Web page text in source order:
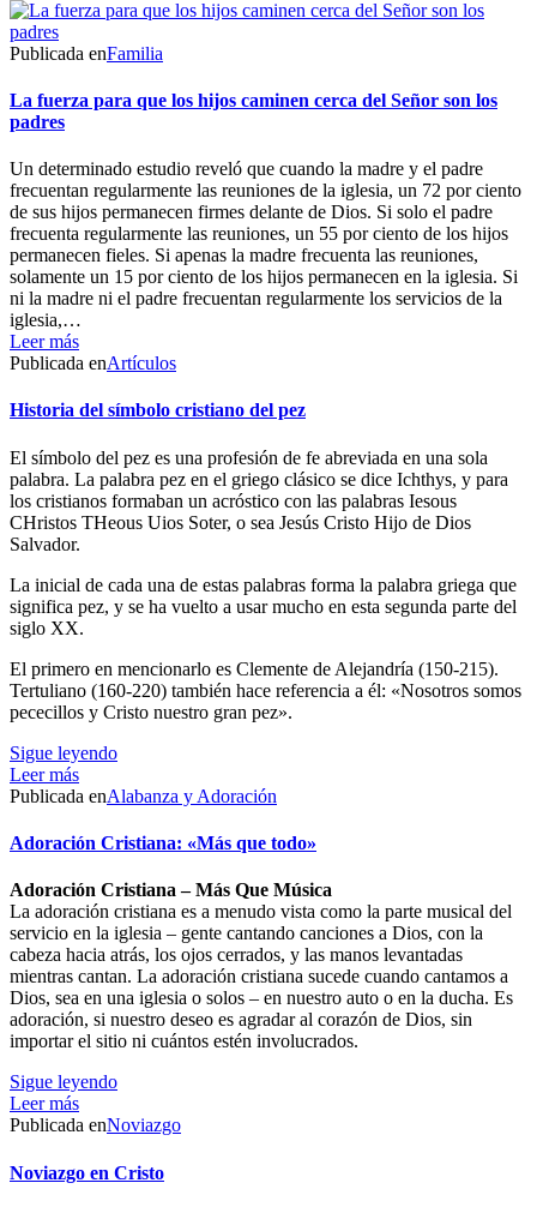
Publicada enFamilia
La fuerza para que los hijos caminen cerca del Señor son los
padres
Un determinado estudio reveló que cuando la madre y el padre
frecuentan regularmente las reuniones de la iglesia, un 72 por ciento
de sus hijos permanecen firmes delante de Dios. Si solo el padre
frecuenta regularmente las reuniones, un 55 por ciento de los hijos
permanecen fieles. Si apenas la madre frecuenta las reuniones,
solamente un 15 por ciento de los hijos permanecen en la iglesia. Si
ni la madre ni el padre frecuentan regularmente los servicios de la
iglesia,…
Leer más
Publicada enArtículos
Historia del símbolo cristiano del pez
El símbolo del pez es una profesión de fe abreviada en una sola
palabra. La palabra pez en el griego clásico se dice Ichthys, y para
los cristianos formaban un acróstico con las palabras Iesous
CHristos THeous Uios Soter, o sea Jesús Cristo Hijo de Dios
Salvador.
La inicial de cada una de estas palabras forma la palabra griega que
significa pez, y se ha vuelto a usar mucho en esta segunda parte del
siglo XX.
El primero en mencionarlo es Clemente de Alejandría (150-215).
Tertuliano (160-220) también hace referencia a él: «Nosotros somos
pececillos y Cristo nuestro gran pez».
Sigue leyendo
Leer más
Publicada enAlabanza y Adoración
Adoración Cristiana: «Más que todo»
Adoración Cristiana – Más Que Música
La adoración cristiana es a menudo vista como la parte musical del
servicio en la iglesia – gente cantando canciones a Dios, con la
cabeza hacia atrás, los ojos cerrados, y las manos levantadas
mientras cantan. La adoración cristiana sucede cuando cantamos a
Dios, sea en una iglesia o solos – en nuestro auto o en la ducha. Es
adoración, si nuestro deseo es agradar al corazón de Dios, sin
importar el sitio ni cuántos estén involucrados.
Sigue leyendo
Leer más
Publicada enNoviazgo
Noviazgo en Cristo